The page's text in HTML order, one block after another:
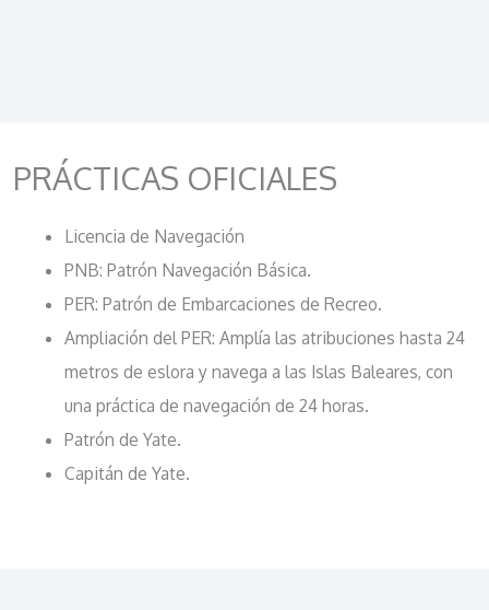
PRÁCTICAS OFICIALES
Licencia de Navegación
PNB: Patrón Navegación Básica.
PER: Patrón de Embarcaciones de Recreo.
Ampliación del PER: Amplía las atribuciones hasta 24
metros de eslora y navega a las Islas Baleares, con
una práctica de navegación de 24 horas.
Patrón de Yate.
Capitán de Yate.